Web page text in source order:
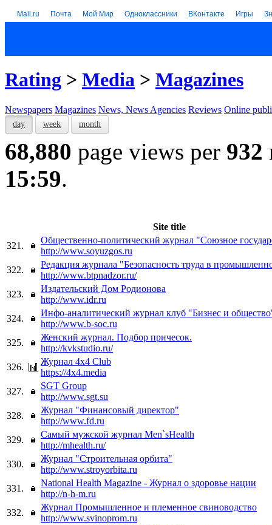
Mail.ru Почта Мой Мир Одноклассники ВКонтакте Игры
Rating > Media > Magazines
Newspapers Magazines News, News Agencies Reviews Online
day week month
68,880 page views per 932
15:59.
Site title
321.
Общественно-политический журнал "Союзное
http://www.soyuzgos.ru
322.
Редакция журнала "Безопасность труда в
http://www.btpnadzor.ru/
323.
Издательский Дом Родионова
http://www.idr.ru
324.
Инфо-аналитический журнал клуб "Бизнес и
http://www.b-soc.ru
325.
Женский журнал. Подбор причесок.
http://kvkstudio.ru/
326.
Журнал 4x4 Club
https://4x4.media
327.
SGT Group
http://www.sgt.su
328.
Журнал "Финансовый директор"
http://www.fd.ru
329.
Самый мужской журнал Men`sHealth
http://mhealth.ru/
330.
Журнал "Строительная орбита"
http://www.stroyorbita.ru
331.
National Health Magazine - Журнал о здоровье нации
http://n-h-m.ru
332.
Журнал Промышленное и племенное свиноводство
http://www.svinoprom.ru